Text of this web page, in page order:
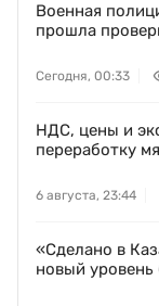
Военная
прошла
Сегодня, 00:33
НДС, цены и
переработку
6 августа, 23:44
«Сделано в
новый уровень